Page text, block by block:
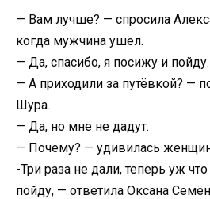
— Вам лучше? — спросила
когда мужчина ушёл.
— Да, спасибо, я посижу и пойду.
— А приходили за путёвкой? —
Шура.
— Да, но мне не дадут.
— Почему? — удивилась
-Три раза не дали, теперь уж
пойду, — ответила Оксана